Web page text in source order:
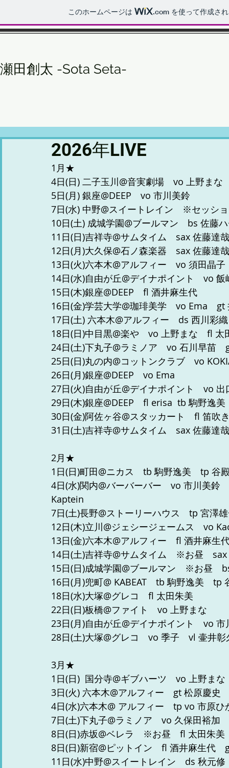
このホームページは .com を使って作成さ
瀬田創太 -Sota Seta-
2026年LIVE
1月★
4日(日) 二子玉川@音実劇場　vo 上野まな
5日(月) 銀座@DEEP　vo 市川美鈴
7日(水) 中野@スイートレイン　※セッシ
10日(土) 成城学園@ブールマン　bs 佐藤
11日(日)吉祥寺@サムタイム　sax 佐藤達
12日(月)大久保@石ノ森楽器　sax 佐藤達
13日(火)六本木@アルフィー　vo 須田晶
14日(水)自由が丘@デイナポイント　vo 飯
15日(木)銀座@DEEP　fl 酒井麻生代
16日(金)学芸大学@珈琲美学　vo Ema　gt
17日(土) 六本木@アルフィー　ds 西川彩
18日(日)中目黒@楽や　vo 上野まな　fl
24日(土)下丸子@ラミノア　vo 石川早苗
25日(日)丸の内@コットンクラブ　vo
26日(月)銀座@DEEP　vo Ema
27日(火)自由が丘@デイナポイント　vo 出
29日(木)銀座@DEEP　fl erisa  tb 駒野逸美
30日(金)阿佐ヶ谷@スタッカート　fl 笛吹
31日(土)吉祥寺@サムタイム　sax 佐藤達哉
2月★
1日(日)町田@ニカス　tb 駒野逸美　tp 谷
4日(水)関内@バーバーバー　vo 市川美
Kaptein
7日(土)長野@ストーリーハウス　tp 宮澤
12日(木)立川@ジェシージェームス　vo
13日(金)六本木@アルフィー　fl 酒井麻生
14日(土)吉祥寺@サムタイム　※お昼　
15日(日)成城学園@ブールマン　※お昼　
16日(月)兜町@ KABEAT　tb 駒野逸美　
18日(水)大塚@グレコ　fl 太田朱美
22日(日)板橋@ファイト　vo 上野まな
23日(月)自由が丘@デイナポイント　vo 市
28日(土)大塚@グレコ　vo 季子　vl 壷井
3月★
1日(日)  国分寺@ギブハーツ　vo 上野まな
3日(火) 六本木@アルフィー　gt 松原慶史
4日(水)六本木@ アルフィー　tp vo 市原
7日(土)下丸子@ラミノア　vo 久保田裕加
8日(日)赤坂@ベレラ　※お昼　fl 太田朱美
8日(日)新宿@ピットイン　fl 酒井麻生代
11日(水)中野@スイートレイン　ds 秋元